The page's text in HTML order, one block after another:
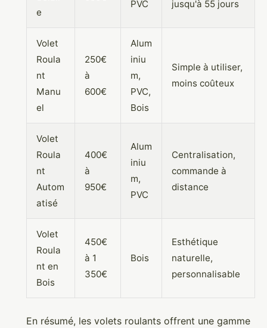
e
PVC
jusqu'à 55 jours
Volet
Roula
nt
Manu
el
250€
à
600€
Alum
iniu
m,
PVC,
Bois
Simple à utiliser,
moins coûteux
Volet
Roula
nt
Autom
atisé
400€
à
950€
Alum
iniu
m,
PVC
Centralisation,
commande à
distance
Volet
Roula
nt en
Bois
450€
à 1
350€
Bois
Esthétique
naturelle,
personnalisable
En résumé, les volets roulants offrent une gamme